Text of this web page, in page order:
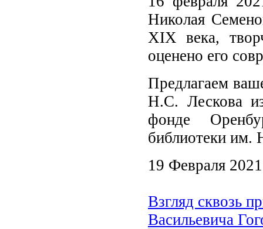
Николая
XIX века,
оценено его
Предлагаем
Н.С. Лескова
фонде
библиотеки им.
19 Февраля 2021
Взгляд сквозь
Васильевича